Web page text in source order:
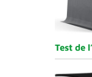
Test de